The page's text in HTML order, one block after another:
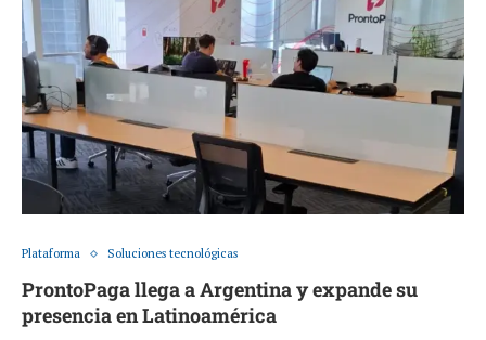
Plataforma Soluciones tecnológicas
ProntoPaga llega a Argentina y expande su
presencia en Latinoamérica